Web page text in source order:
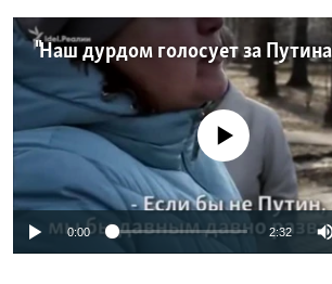
No media source currently
0:00 2:32